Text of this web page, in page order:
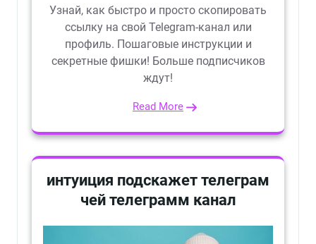
Узнай, как быстро и просто скопировать
ссылку на свой Telegram-канал или
профиль. Пошаговые инструкции и
секретные фишки! Больше подписчиков
ждут!
Read More
интуиция подскажет телеграм
чей телеграмм канал